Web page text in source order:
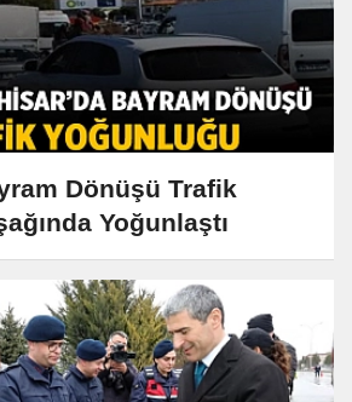
Dönüşü Trafik
Yoğunlaştı